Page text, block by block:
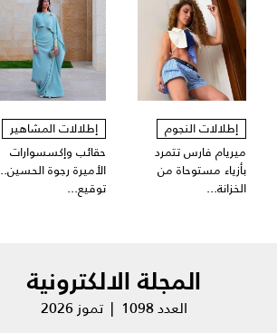
إطلالات النجوم
ميريام فارس تتمرد
بأزياء مستوحاة من
الخزانة...
إطلالات المشاهير
حقائب وإكسسوارات
الأميرة رجوة الحسين..
توقيع...
المجلة الالكترونية
العدد 1098 | تموز 2026